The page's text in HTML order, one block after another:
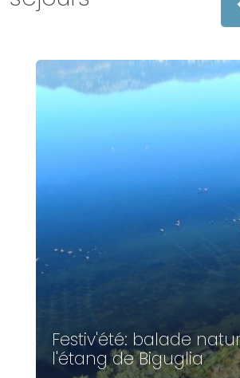
Festiv'été: balade
l'étang de Biguglia